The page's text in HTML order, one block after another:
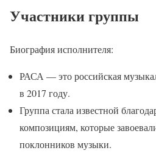
Участники группы
Биография исполнителя:
РАСА — это российская
в 2017 году.
Группа стала известной
композициям, которые
поклонников музыки.